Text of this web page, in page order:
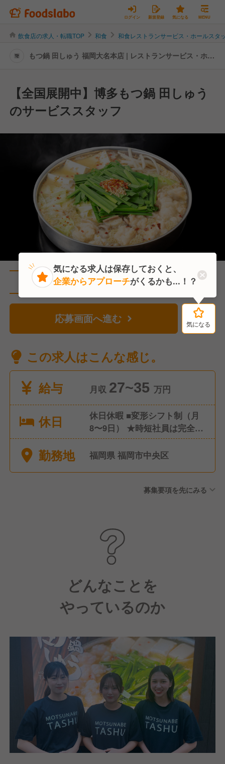
ログイン 新規登録 気になる MENU
飲食店の求人・転職TOP 和食 和食レストランサービス・ホールスタ
もつ鍋 田しゅう 福岡大名本店 | レストランサービス・ホー
【全国展開中】博多もつ鍋 田しゅう
のサービススタッフ
直近1人がこの求人を検討中
応募画面へ進む 気になる
この求人はこんな感じ。
給与
月収 27~35 万円
休日
休日休暇 ■変形シフト制（月
8〜9日） ★時短社員は完全週
休2日制 年末年始休暇 有給休
暇／年間10日～ 慶弔休暇 産
勤務地 福岡県 福岡市中央区
募集要項を先にみる
どんなことを
やっているのか
気になる
気になる求人は保存しておくと、
企業からアプローチがくるかも...！？